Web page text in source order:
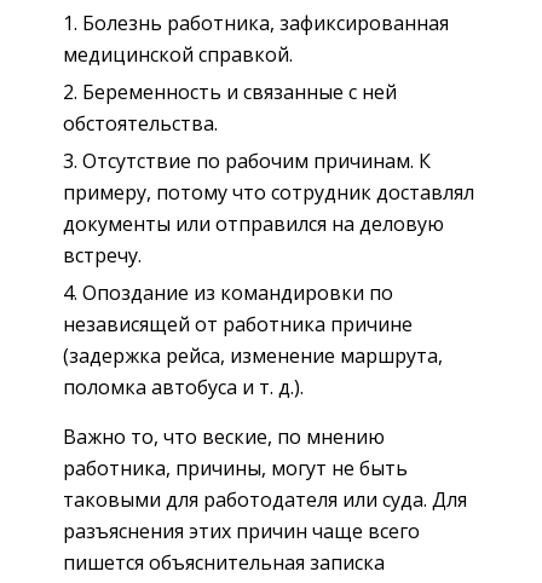
Болезнь работника, зафиксированная
медицинской справкой.
Беременность и связанные с ней
обстоятельства.
Отсутствие по рабочим причинам. К
примеру, потому что сотрудник доставлял
документы или отправился на деловую
встречу.
Опоздание из командировки по
независящей от работника причине
(задержка рейса, изменение маршрута,
поломка автобуса и т. д.).
Важно то, что веские, по мнению
работника, причины, могут не быть
таковыми для работодателя или суда. Для
разъяснения этих причин чаще всего
пишется объяснительная записка